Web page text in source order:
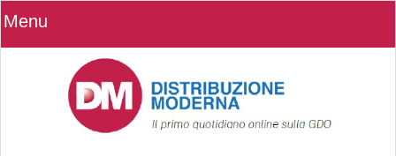
Menu